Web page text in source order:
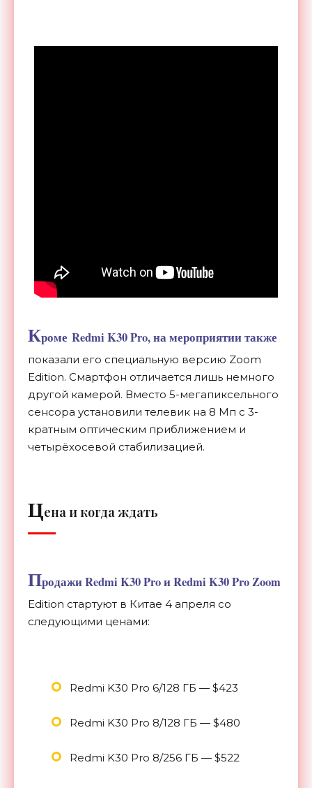
Кроме Redmi K30 Pro, на мероприятии также
показали его специальную версию Zoom
Edition. Смартфон отличается лишь немного
другой камерой. Вместо 5-мегапиксельного
сенсора установили телевик на 8 Мп с 3-
кратным оптическим приближением и
четырёхосевой стабилизацией.
Цена и когда ждать
Продажи Redmi K30 Pro и Redmi K30 Pro Zoom
Edition стартуют в Китае 4 апреля со
следующими ценами:
Redmi K30 Pro 6/128 ГБ — $423
Redmi K30 Pro 8/128 ГБ — $480
Redmi K30 Pro 8/256 ГБ — $522